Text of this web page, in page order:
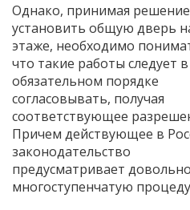
Однако, принимая решение
установить общую дверь
этаже, необходимо
что такие работы следует в
обязательном порядке
согласовывать, получая
соответствующее
Причем действующее в
законодательство
предусматривает довольно
многоступенчатую